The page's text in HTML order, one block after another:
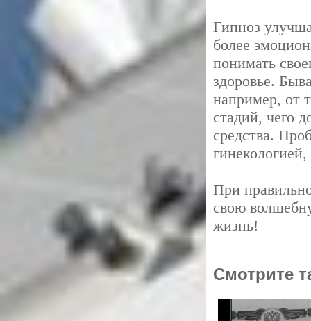
Гипноз
более
понимать
здоровье.
например, от
стадий, чего
средства.
При
свою
жизнь!
Смотрите